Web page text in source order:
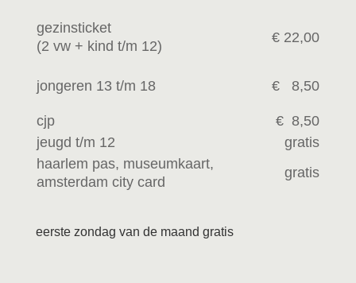
gezinsticket
(2 vw + kind t/m 12)
€ 22,00
jongeren 13 t/m 18 € 8,50
cjp
€ 8,50
jeugd t/m 12
gratis
haarlem pas, museumkaart,
amsterdam city card
gratis
eerste zondag van de maand gratis